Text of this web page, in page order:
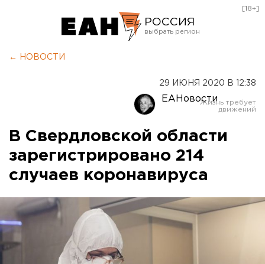
РОССИЯ
Оренбург
[18+]
← НОВОСТИ
29 ИЮНЯ 2020 В 12:38
ЕАНовости
В Свердловской области
зарегистрировано 214
случаев коронавируса